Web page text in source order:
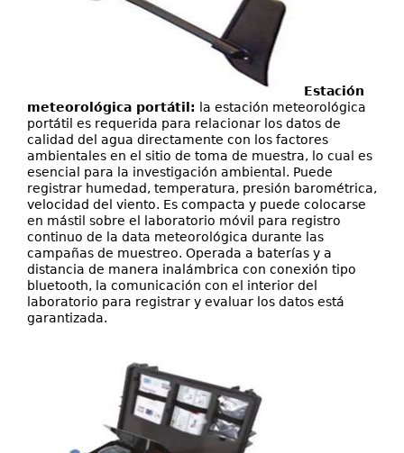
Estación
meteorológica portátil:
la estación meteorológica
portátil es requerida para relacionar los datos de
calidad del agua directamente con los factores
ambientales en el sitio de toma de muestra, lo cual es
esencial para la investigación ambiental. Puede
registrar humedad, temperatura, presión barométrica,
velocidad del viento. Es compacta y puede colocarse
en mástil sobre el laboratorio móvil para registro
continuo de la data meteorológica durante las
campañas de muestreo. Operada a baterías y a
distancia de manera inalámbrica con conexión tipo
bluetooth, la comunicación con el interior del
laboratorio para registrar y evaluar los datos está
garantizada.